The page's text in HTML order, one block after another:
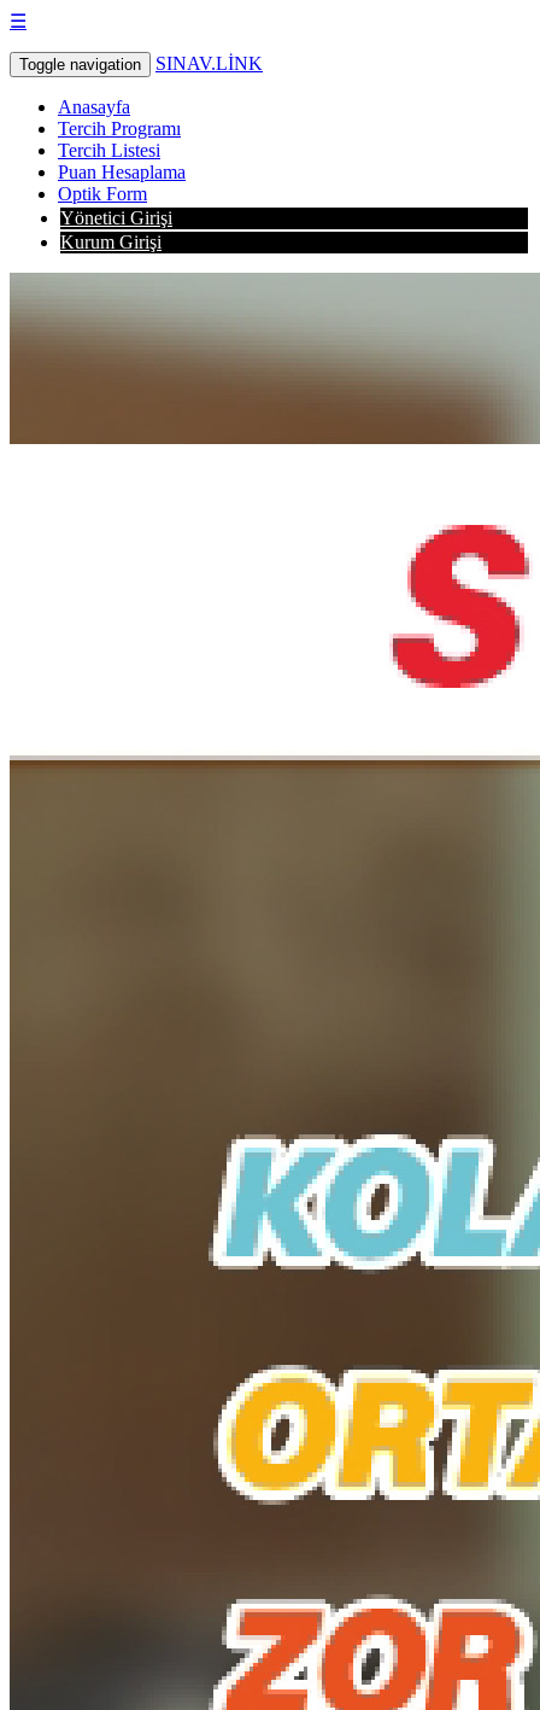
☰
Toggle navigation SINAV.LİNK
Anasayfa
Tercih Programı
Tercih Listesi
Puan Hesaplama
Optik Form
Yönetici Girişi
Kurum Girişi